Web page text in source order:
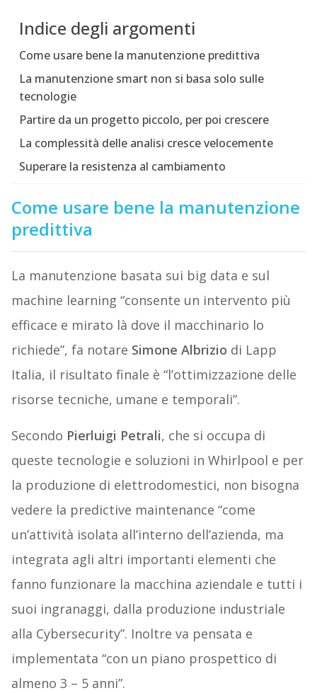
Indice degli argomenti
Come usare bene la manutenzione predittiva
La manutenzione smart non si basa solo sulle
tecnologie
Partire da un progetto piccolo, per poi crescere
La complessità delle analisi cresce velocemente
Superare la resistenza al cambiamento
Come usare bene la manutenzione
predittiva
La manutenzione basata sui big data e sul
machine learning “consente un intervento più
efficace e mirato là dove il macchinario lo
richiede”, fa notare Simone Albrizio di Lapp
Italia, il risultato finale è “l’ottimizzazione delle
risorse tecniche, umane e temporali”.
Secondo Pierluigi Petrali, che si occupa di
queste tecnologie e soluzioni in Whirlpool e per
la produzione di elettrodomestici, non bisogna
vedere la predictive maintenance “come
un’attività isolata all’interno dell’azienda, ma
integrata agli altri importanti elementi che
fanno funzionare la macchina aziendale e tutti i
suoi ingranaggi, dalla produzione industriale
alla Cybersecurity”. Inoltre va pensata e
implementata “con un piano prospettico di
almeno 3 – 5 anni”.